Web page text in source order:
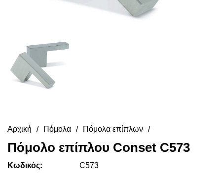
Αρχική Πόμολα Πόμολα επίπλων
Πόμολο επίπλου Conset C573
Κωδικός:
C573